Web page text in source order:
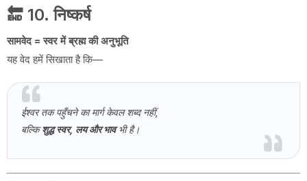
🔚 10. निष्कर्ष
सामवेद = स्वर में ब्रह्म की अनुभूति
यह वेद हमें सिखाता है कि—
ईश्वर तक पहुँचने का मार्ग केवल शब्द नहीं,
बल्किशुद्ध स्वर, लय और भावभी है।